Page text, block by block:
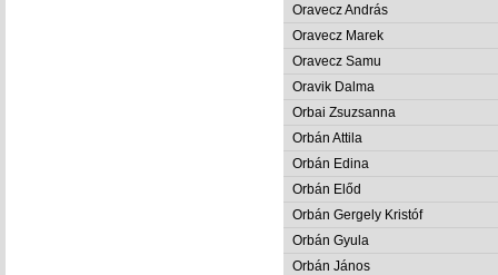
Oravecz András
Oravecz Marek
Oravecz Samu
Oravik Dalma
Orbai Zsuzsanna
Orbán Attila
Orbán Edina
Orbán Előd
Orbán Gergely Kristóf
Orbán Gyula
Orbán János